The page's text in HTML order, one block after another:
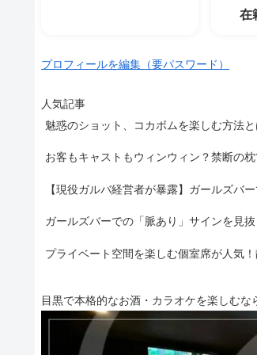
在
プロフィールを編集（要パスワード）
人気記事
魅惑のショット、コカボムを楽しむ方法と
お客もキャストもウィンウィン？禁断の
【現役ガルバ経営者が暴露】ガールズバ
ガールズバーでの「脈あり」サインを見
プライベート空間を楽しむ個室席が人気
目黒で本格的なお酒・カラオケを楽しむな